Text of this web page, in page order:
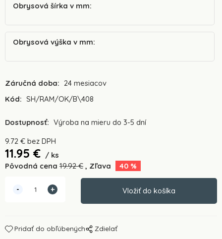
Obrysová šírka v mm:
Obrysová výška v mm:
Záručná doba: 24 mesiacov
Kód: SH/RAM/OK/B\408
Dostupnosť: Výroba na mieru do 3-5 dní
9.72 € bez DPH
11.95 €
ks
Pôvodná cena 19.92€ Zľava 40 %
Pridať do obľúbených Zdielať